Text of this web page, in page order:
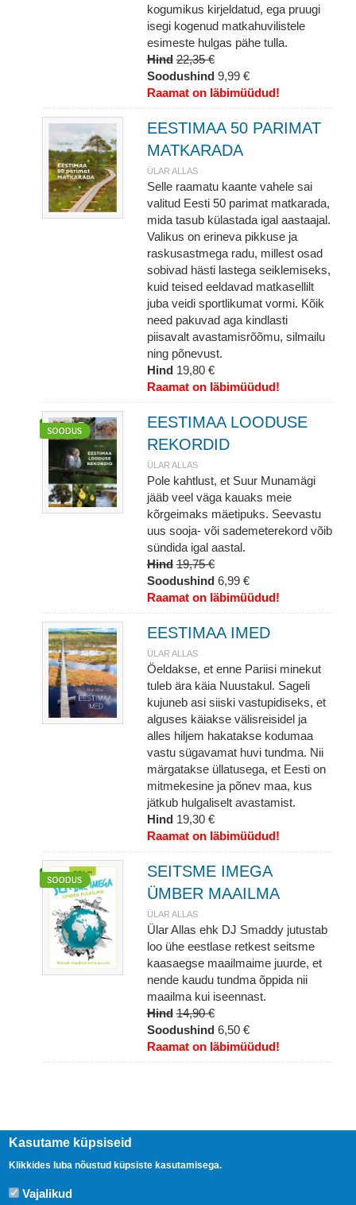
kogumikus kirjeldatud, ega pruugi
isegi kogenud matkahuvilistele
esimeste hulgas pähe tulla.
Hind 22,35 €
Soodushind 9,99 €
Raamat on läbimüüdud!
EESTIMAA 50 PARIMAT
MATKARADA
ÜLAR ALLAS
Selle raamatu kaante vahele sai
valitud Eesti 50 parimat matkarada,
mida tasub külastada igal aastaajal.
Valikus on erineva pikkuse ja
raskusastmega radu, millest osad
sobivad hästi lastega seiklemiseks,
kuid teised eeldavad matkasellilt
juba veidi sportlikumat vormi. Kõik
need pakuvad aga kindlasti
piisavalt avastamisrõõmu, silmailu
ning põnevust.
Hind 19,80 €
Raamat on läbimüüdud!
EESTIMAA LOODUSE
REKORDID
ÜLAR ALLAS
Pole kahtlust, et Suur Munamägi
jääb veel väga kauaks meie
kõrgeimaks mäetipuks. Seevastu
uus sooja- või sademeterekord võib
sündida igal aastal.
Hind 19,75 €
Soodushind 6,99 €
Raamat on läbimüüdud!
EESTIMAA IMED
ÜLAR ALLAS
Öeldakse, et enne Pariisi minekut
tuleb ära käia Nuustakul. Sageli
kujuneb asi siiski vastupidiseks, et
alguses käiakse välisreisidel ja
alles hiljem hakatakse kodumaa
vastu sügavamat huvi tundma. Nii
märgatakse üllatusega, et Eesti on
mitmekesine ja põnev maa, kus
jätkub hulgaliselt avastamist.
Hind 19,30 €
Raamat on läbimüüdud!
SEITSME IMEGA
ÜMBER MAAILMA
ÜLAR ALLAS
Ülar Allas ehk DJ Smaddy jutustab
loo ühe eestlase retkest seitsme
kaasaegse maailmaime juurde, et
nende kaudu tundma õppida nii
maailma kui iseennast.
Hind 14,90 €
Soodushind 6,50 €
Raamat on läbimüüdud!
Kasutame küpsiseid
Klikkides luba nõustud küpsiste kasutamisega.
Vajalikud